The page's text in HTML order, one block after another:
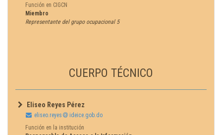
Función en CIGCN
Miembro
Representante del grupo ocupacional 5
CUERPO TÉCNICO
Eliseo Reyes Pérez
eliseo.reyes
ideice.gob.do
Función en la institución